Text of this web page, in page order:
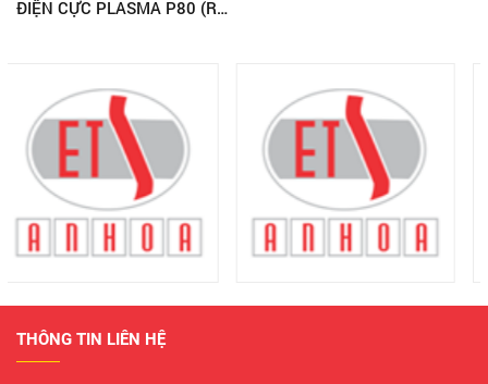
ĐIỆN CỰC PLASMA P80 (RED-E)
THÔNG TIN LIÊN HỆ